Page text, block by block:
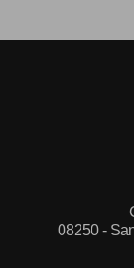
08250 -